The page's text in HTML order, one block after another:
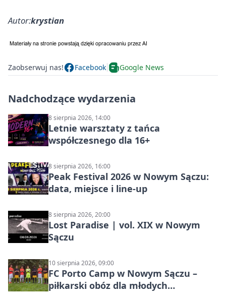
Autor:krystian
Zaobserwuj nas! Facebook Google News
Nadchodzące wydarzenia
8 sierpnia 2026, 14:00
Letnie warsztaty z tańca
współczesnego dla 16+
8 sierpnia 2026, 16:00
Peak Festival 2026 w Nowym Sączu:
data, miejsce i line-up
8 sierpnia 2026, 20:00
Lost Paradise | vol. XIX w Nowym
Sączu
10 sierpnia 2026, 09:00
FC Porto Camp w Nowym Sączu –
piłkarski obóz dla młodych